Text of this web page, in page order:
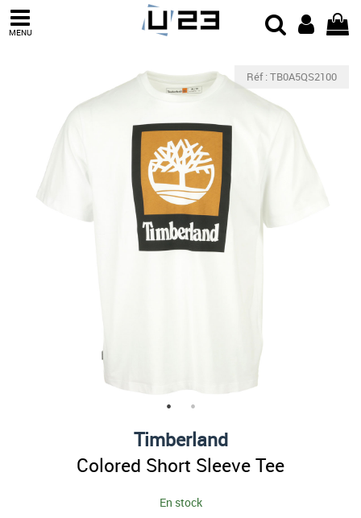
MENU
Réf : TB0A5QS2100
Timberland
Colored Short Sleeve Tee
En stock